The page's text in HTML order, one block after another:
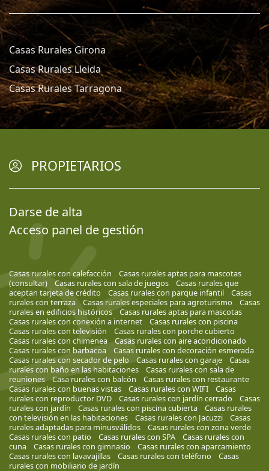
Casas Rurales Girona
Casas Rurales Lleida
Casas Rurales Tarragona
PROPIETARIOS
Darse de alta
Acceso panel de gestión
Casas rurales con calefacción
Casas rurales aptas para mascotas
(consultar)
Casas rurales con sala de juegos
Casas rurales que
aceptan tarjeta de crédito
Casas rurales con parque infantil
Casas
rurales con terraza
Casas rurales especiales para agroturismo
Casas
rurales en edificios históricos
Casas rurales aptas para mascotas
Casas rurales con conexión a internet
Casas rurales con piscina
Casas rurales con televisión
Casas rurales con porche cubierto
Casas rurales con chimenea
Casas rurales con aire acondicionado
Casas rurales con barbacoa
Casas rurales con decoración esmerada
Casas rurales con secador de pelo
Casas rurales con garaje
Casas
rurales con baño en las habitaciones
Casas rurales con sala de
reuniones
Casa rurales con balcón
Casas rurales con restaurante
Casas rurales con buenas vistas
Casas rurales con WIFI
Casas
rurales con reproductor DVD
Casas rurales con jardín cerrado
Casas
rurales con jardín
Casas rurales con piscina cubierta
Casas rurales
con televisión en las habitaciones
Casas rurales con Jacuzzi
Casas
rurales adaptadas para minusválidos
Casas rurales con zona verde
Casas rurales con patio
Casas rurales con SPA
Casas rurales con
cuna
Casas rurales con gimnasio
Casas rurales con aparcamiento
Casas rurales con lavavajillas
Casas rurales con teléfono
Casas
rurales con mobiliario de jardín